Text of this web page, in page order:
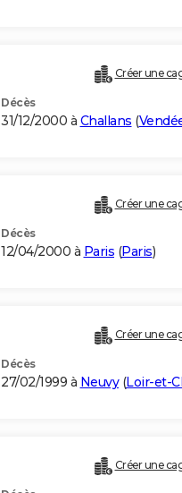
Créer une
Décès
31/12/2000 à Challans (
Créer une
Décès
12/04/2000 à Paris (Paris)
Créer une
Décès
27/02/1999 à Neuvy(Loir-et-
Créer une